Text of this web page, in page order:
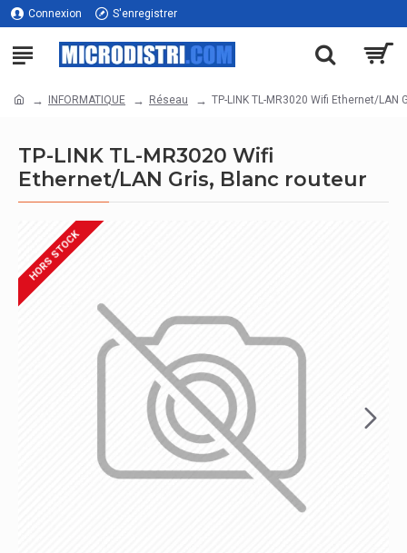
Connexion S'enregistrer
INFORMATIQUE Réseau TP-LINK TL-MR3020 Wifi Ethernet/LAN
TP-LINK TL-MR3020 Wifi
Ethernet/LAN Gris, Blanc routeur
HORS STOCK